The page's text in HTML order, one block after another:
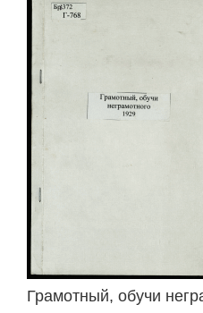
Грамотный, обучи